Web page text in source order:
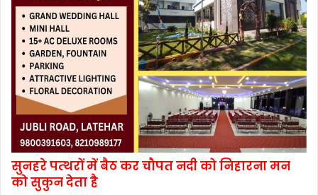
सुनहरे पत्‍थरों में बैठ कर चौपत नदी को निहारना मन
को सुकुन देता है